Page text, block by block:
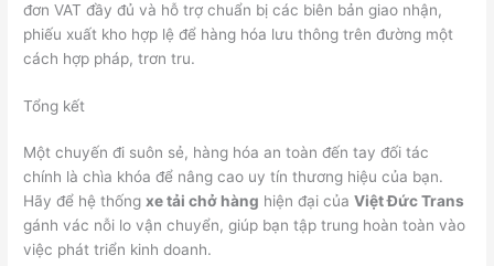
đơn VAT đầy đủ và hỗ trợ chuẩn bị các biên bản giao nhận,
phiếu xuất kho hợp lệ để hàng hóa lưu thông trên đường một
cách hợp pháp, trơn tru.
Tổng kết
Một chuyến đi suôn sẻ, hàng hóa an toàn đến tay đối tác
chính là chìa khóa để nâng cao uy tín thương hiệu của bạn.
Hãy để hệ thốngxe tải chở hàng hiện đại củaViệt Đức Trans
gánh vác nỗi lo vận chuyển, giúp bạn tập trung hoàn toàn vào
việc phát triển kinh doanh.